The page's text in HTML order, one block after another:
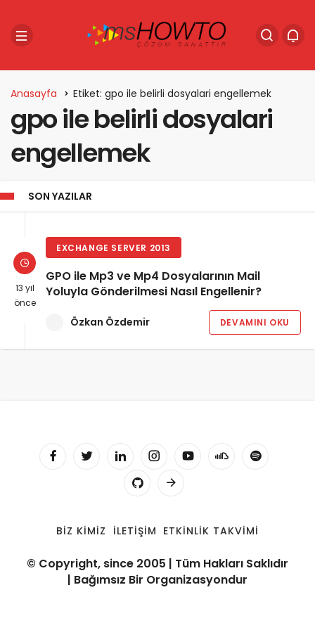
Anasayfa Etiket: gpo ile belirli dosyalari engellemek
gpo ile belirli dosyalari
engellemek
SON YAZILAR
13 yıl
önce
EXCHANGE SERVER 2013
GPO ile Mp3 ve Mp4 Dosyalarının Mail
Yoluyla Gönderilmesi Nasıl Engellenir?
Özkan Özdemir DEVAMINI OKU
BIZ KIMIZ İLETIŞIM ETKINLIK TAKVIMI
© Copyright, since 2005 | Tüm Hakları Saklıdır
| Bağımsız Bir Organizasyondur